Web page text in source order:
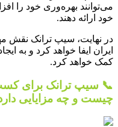
می‌توانند بهره‌وری خود را
خود ارائه دهند.
در نهایت، سیپ ترانک نقش
ایران ایفا خواهد کرد و به
کمک خواهد کرد.
📞 سیپ ترانک برای
چیست و چه مزایایی